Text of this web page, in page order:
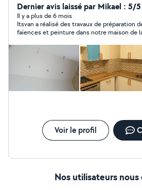
Dernier avis laissé par Mikael : 5/5
Il y a plus de 6 mois
Itsvan a réalisé des travaux de préparation
faïences et peinture dans notre maison de
entière satisfaction. Autonome, appliqué
ferons appel à lui à l'avenir pour la suite de
recommande vivement aux personnes qui
peintre de qualité.
Voir le profil
Nos utilisateurs